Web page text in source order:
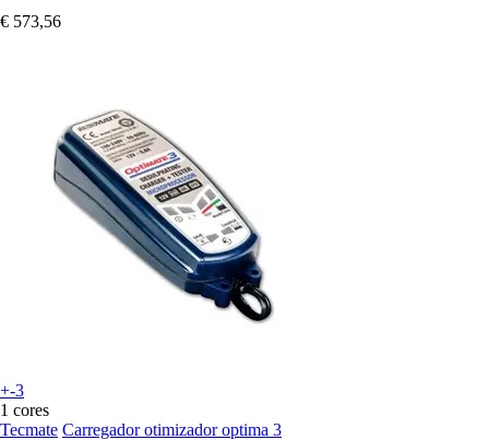
€ 573,56
+-3
1 cores
Tecmate Carregador otimizador optima 3